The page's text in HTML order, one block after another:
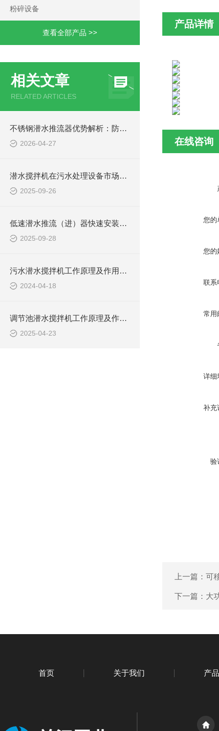
粉碎设备
查看全部产品 >>
相关文章
RELATED ARTICLES
不锈钢潜水推流器优势解析：防腐耐用污水处理设备
2026-04-27
潜水搅拌机在污水处理设备市场的发展及产品优势
2025-09-26
低速潜水推流（进）器快速安装方法
2025-09-28
污水潜水搅拌机工作原理及作用特点、安装图、CAD结构图
2024-04-18
调节池潜水搅拌机工作原理及作用特点、安装图、CAD结构图
2025-04-23
产品详情
在线咨询
您的
您的
联系
常用
详细
补充
验
上一篇： 可
下一篇： 大
首页 关于我们 产